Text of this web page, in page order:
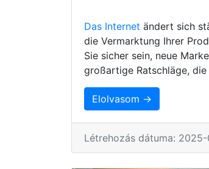
Das Internet ändert sich
die Vermarktung Ihrer
Sie sicher sein, neue
großartige Ratschläge, die
Elolvasom →
Létrehozás dátuma: